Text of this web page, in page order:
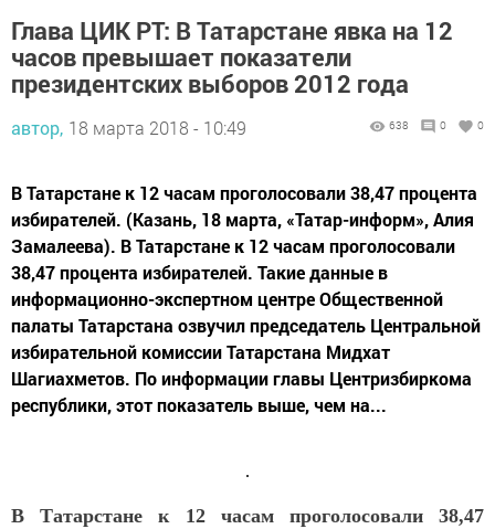
Глава ЦИК РТ: В Татарстане явка на 12
часов превышает показатели
президентских выборов 2012 года
автор, 18 марта 2018 - 10:49 638 0 0
В Татарстане к 12 часам проголосовали 38,47 процента
избирателей. (Казань, 18 марта, «Татар-информ», Алия
Замалеева). В Татарстане к 12 часам проголосовали
38,47 процента избирателей. Такие данные в
информационно-экспертном центре Общественной
палаты Татарстана озвучил председатель Центральной
избирательной комиссии Татарстана Мидхат
Шагиахметов. По информации главы Центризбиркома
республики, этот показатель выше, чем на...
В Татарстане к 12 часам проголосовали 38,47